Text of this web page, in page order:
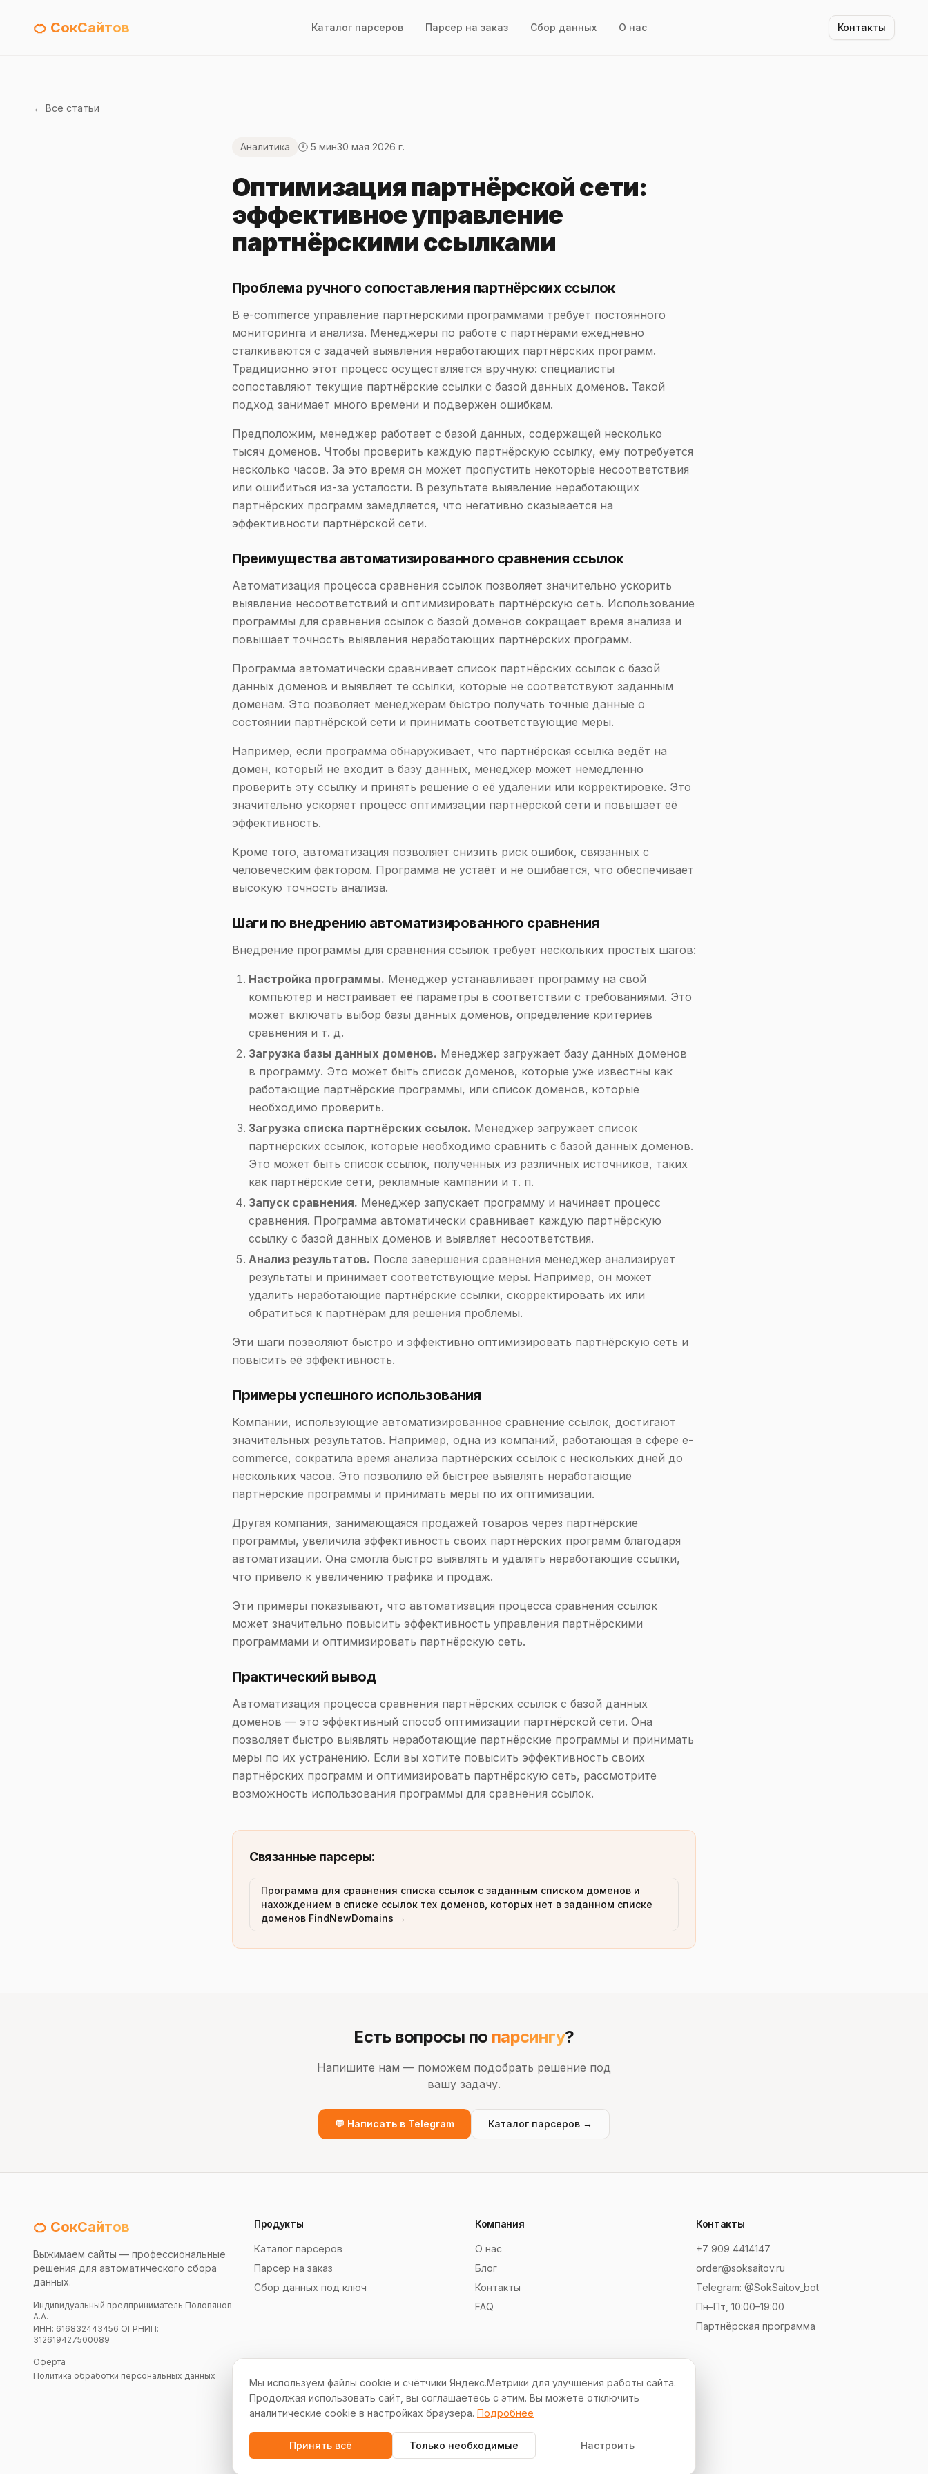
🍊 СокСайтов Каталог парсеров Парсер на заказ Сбор данных О нас Контакты
← Все статьи
Аналитика 🕐 5 мин30 мая 2026 г.
Оптимизация партнёрской сети:
эффективное управление
партнёрскими ссылками
Проблема ручного сопоставления партнёрских ссылок
В e-commerce управление партнёрскими программами требует постоянного
мониторинга и анализа. Менеджеры по работе с партнёрами ежедневно
сталкиваются с задачей выявления неработающих партнёрских программ.
Традиционно этот процесс осуществляется вручную: специалисты
сопоставляют текущие партнёрские ссылки с базой данных доменов. Такой
подход занимает много времени и подвержен ошибкам.
Предположим, менеджер работает с базой данных, содержащей несколько
тысяч доменов. Чтобы проверить каждую партнёрскую ссылку, ему потребуется
несколько часов. За это время он может пропустить некоторые несоответствия
или ошибиться из-за усталости. В результате выявление неработающих
партнёрских программ замедляется, что негативно сказывается на
эффективности партнёрской сети.
Преимущества автоматизированного сравнения ссылок
Автоматизация процесса сравнения ссылок позволяет значительно ускорить
выявление несоответствий и оптимизировать партнёрскую сеть. Использование
программы для сравнения ссылок с базой доменов сокращает время анализа и
повышает точность выявления неработающих партнёрских программ.
Программа автоматически сравнивает список партнёрских ссылок с базой
данных доменов и выявляет те ссылки, которые не соответствуют заданным
доменам. Это позволяет менеджерам быстро получать точные данные о
состоянии партнёрской сети и принимать соответствующие меры.
Например, если программа обнаруживает, что партнёрская ссылка ведёт на
домен, который не входит в базу данных, менеджер может немедленно
проверить эту ссылку и принять решение о её удалении или корректировке. Это
значительно ускоряет процесс оптимизации партнёрской сети и повышает её
эффективность.
Кроме того, автоматизация позволяет снизить риск ошибок, связанных с
человеческим фактором. Программа не устаёт и не ошибается, что обеспечивает
высокую точность анализа.
Шаги по внедрению автоматизированного сравнения
Внедрение программы для сравнения ссылок требует нескольких простых шагов:
Настройка программы. Менеджер устанавливает программу на свой
компьютер и настраивает её параметры в соответствии с требованиями. Это
может включать выбор базы данных доменов, определение критериев
сравнения и т. д.
Загрузка базы данных доменов. Менеджер загружает базу данных доменов
в программу. Это может быть список доменов, которые уже известны как
работающие партнёрские программы, или список доменов, которые
необходимо проверить.
Загрузка списка партнёрских ссылок. Менеджер загружает список
партнёрских ссылок, которые необходимо сравнить с базой данных доменов.
Это может быть список ссылок, полученных из различных источников, таких
как партнёрские сети, рекламные кампании и т. п.
Запуск сравнения. Менеджер запускает программу и начинает процесс
сравнения. Программа автоматически сравнивает каждую партнёрскую
ссылку с базой данных доменов и выявляет несоответствия.
Анализ результатов. После завершения сравнения менеджер анализирует
результаты и принимает соответствующие меры. Например, он может
удалить неработающие партнёрские ссылки, скорректировать их или
обратиться к партнёрам для решения проблемы.
Эти шаги позволяют быстро и эффективно оптимизировать партнёрскую сеть и
повысить её эффективность.
Примеры успешного использования
Компании, использующие автоматизированное сравнение ссылок, достигают
значительных результатов. Например, одна из компаний, работающая в сфере e-
commerce, сократила время анализа партнёрских ссылок с нескольких дней до
нескольких часов. Это позволило ей быстрее выявлять неработающие
партнёрские программы и принимать меры по их оптимизации.
Другая компания, занимающаяся продажей товаров через партнёрские
программы, увеличила эффективность своих партнёрских программ благодаря
автоматизации. Она смогла быстро выявлять и удалять неработающие ссылки,
что привело к увеличению трафика и продаж.
Эти примеры показывают, что автоматизация процесса сравнения ссылок
может значительно повысить эффективность управления партнёрскими
программами и оптимизировать партнёрскую сеть.
Практический вывод
Автоматизация процесса сравнения партнёрских ссылок с базой данных
доменов — это эффективный способ оптимизации партнёрской сети. Она
позволяет быстро выявлять неработающие партнёрские программы и принимать
меры по их устранению. Если вы хотите повысить эффективность своих
партнёрских программ и оптимизировать партнёрскую сеть, рассмотрите
возможность использования программы для сравнения ссылок.
Связанные парсеры:
Программа для сравнения списка ссылок с заданным списком доменов и
нахождением в списке ссылок тех доменов, которых нет в заданном списке
доменов FindNewDomains →
Есть вопросы по парсингу?
Напишите нам — поможем подобрать решение под
вашу задачу.
💬 Написать в Telegram Каталог парсеров →
🍊 СокСайтов
Выжимаем сайты — профессиональные
решения для автоматического сбора
данных.
Индивидуальный предприниматель Половянов
А.А.
ИНН: 616832443456 ОГРНИП:
312619427500089
Оферта
Политика обработки персональных данных
Продукты
Каталог парсеров
Парсер на заказ
Сбор данных под ключ
Компания
О нас
Блог
Контакты
FAQ
Контакты
+7 909 4414147
order@soksaitov.ru
Telegram: @SokSaitov_bot
Пн–Пт, 10:00–19:00
Партнёрская программа
© 2012–2026 СокСайтов. Все права защищены.
Мы используем файлы cookie и счётчики Яндекс.Метрики для улучшения работы сайта.
Продолжая использовать сайт, вы соглашаетесь с этим. Вы можете отключить
аналитические cookie в настройках браузера. Подробнее
Принять всё Только необходимые Настроить